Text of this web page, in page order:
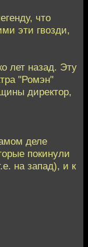
что
эти гвозди,
лет назад. Эту
"Ромэн"
директор,
деле
покинули
на запад), и к